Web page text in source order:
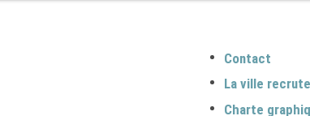
Contact
La ville recrute
Charte